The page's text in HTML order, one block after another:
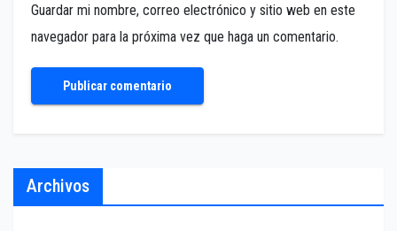
Guardar mi nombre, correo electrónico y sitio web en este
navegador para la próxima vez que haga un comentario.
Archivos